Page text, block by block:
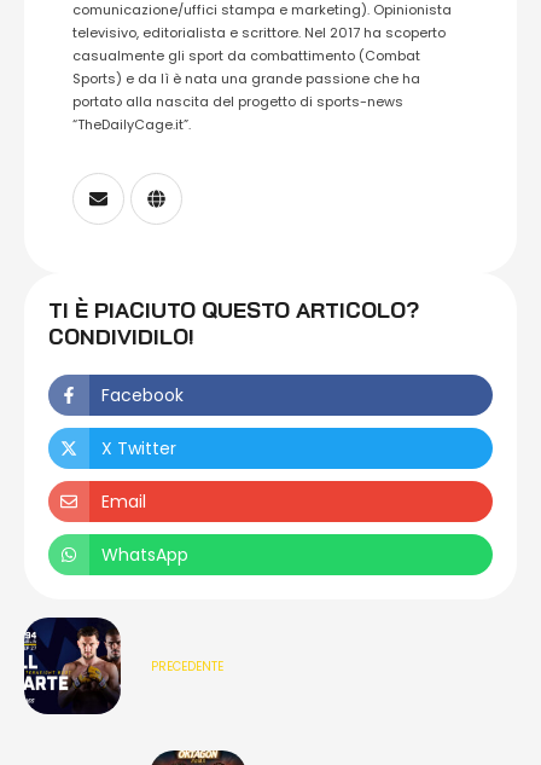
comunicazione/uffici stampa e marketing). Opinionista
televisivo, editorialista e scrittore. Nel 2017 ha scoperto
casualmente gli sport da combattimento (Combat
Sports) e da lì è nata una grande passione che ha
portato alla nascita del progetto di sports-news
“TheDailyCage.it”.
TI È PIACIUTO QUESTO ARTICOLO?
CONDIVIDILO!
Facebook
X Twitter
Email
WhatsApp
PRECEDENTE